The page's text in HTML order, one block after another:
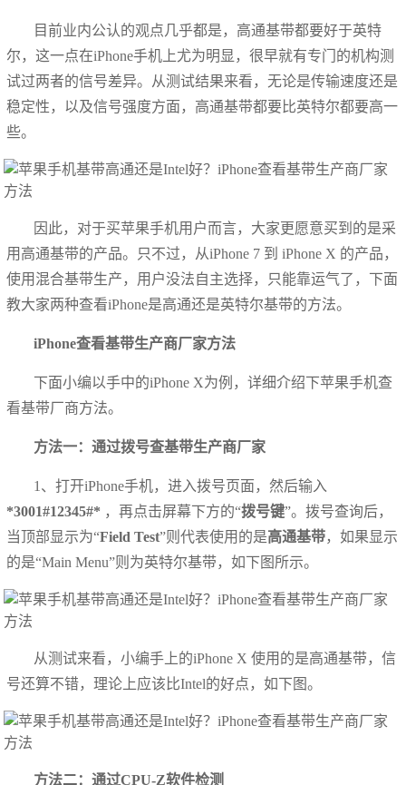
目前业内公认的观点几乎都是，高通基带都要好于英特
尔，这一点在iPhone手机上尤为明显，很早就有专门的机构测
试过两者的信号差异。从测试结果来看，无论是传输速度还是
稳定性，以及信号强度方面，高通基带都要比英特尔都要高一
些。
因此，对于买苹果手机用户而言，大家更愿意买到的是采
用高通基带的产品。只不过，从iPhone 7 到 iPhone X 的产品，
使用混合基带生产，用户没法自主选择，只能靠运气了，下面
教大家两种查看iPhone是高通还是英特尔基带的方法。
iPhone查看基带生产商厂家方法
下面小编以手中的iPhone X为例，详细介绍下苹果手机查
看基带厂商方法。
方法一：通过拨号查基带生产商厂家
1、打开iPhone手机，进入拨号页面，然后输入
*3001#12345#* ，再点击屏幕下方的“拨号键”。拨号查询后，
当顶部显示为“Field Test”则代表使用的是高通基带，如果显示
的是“Main Menu”则为英特尔基带，如下图所示。
从测试来看，小编手上的iPhone X 使用的是高通基带，信
号还算不错，理论上应该比Intel的好点，如下图。
方法二：通过CPU-Z软件检测